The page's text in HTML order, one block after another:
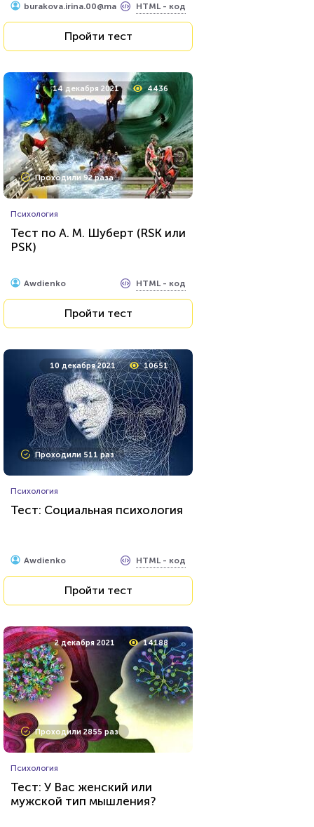
burakova.irina.00@ma HTML - код
Пройти тест
14 декабря 2021 4436
Проходили 92 раза
Психология
Тест по А. М. Шуберт (RSK или
PSK)
Awdienko HTML - код
Пройти тест
10 декабря 2021 10651
Проходили 511 раз
Психология
Тест: Социальная психология
Awdienko HTML - код
Пройти тест
2 декабря 2021 14188
Проходили 2855 раз
Психология
Тест: У Вас женский или
мужской тип мышления?